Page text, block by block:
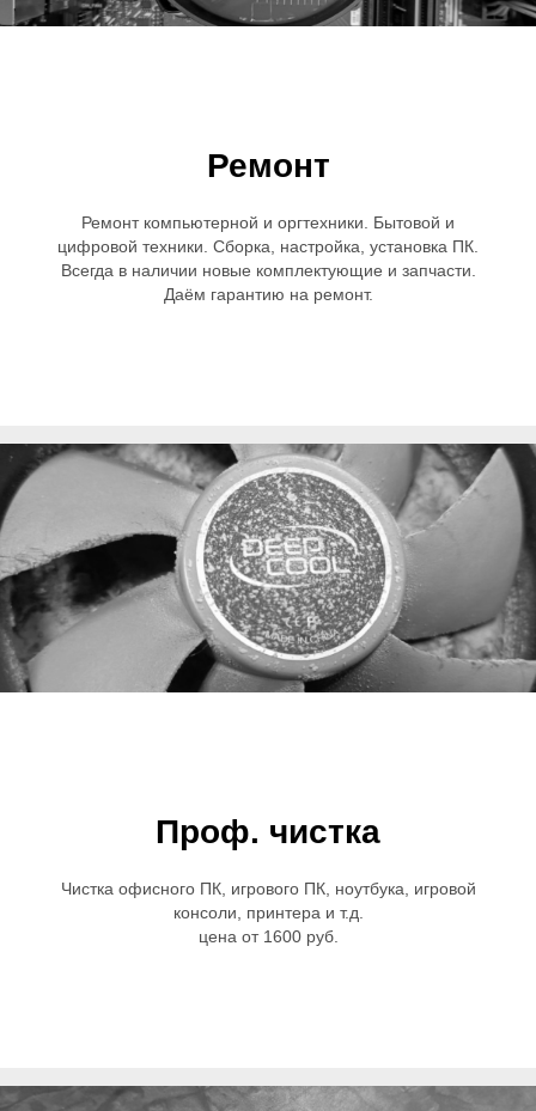
Ремонт
Ремонт компьютерной и оргтехники. Бытовой и
цифровой техники. Сборка, настройка, установка ПК.
Всегда в наличии новые комплектующие и запчасти.
Даём гарантию на ремонт.
Проф. чистка
Чистка офисного ПК, игрового ПК, ноутбука, игровой
консоли, принтера и т.д.
цена от 1600 руб.